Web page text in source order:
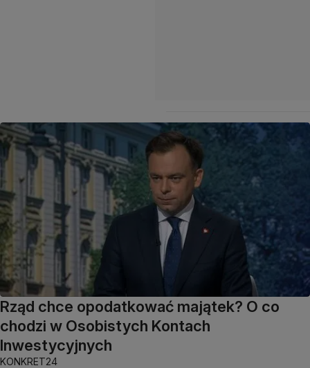
Rząd chce opodatkować majątek? O co
chodzi w Osobistych Kontach
Inwestycyjnych
KONKRET24